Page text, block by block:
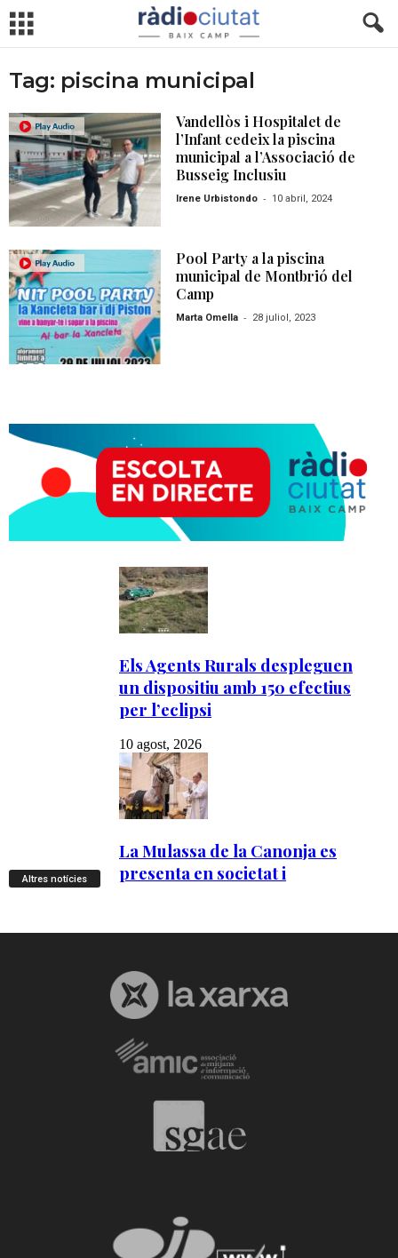
Tag: piscina municipal
Vandellòs i Hospitalet de
l’Infant cedeix la piscina
municipal a l’Associació de
Busseig Inclusiu
Irene Urbistondo - 10 abril, 2024
Pool Party a la piscina
municipal de Montbrió del
Camp
Marta Omella - 28 juliol, 2023
Altres notícies